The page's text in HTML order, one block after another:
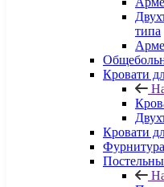
типа
Кровати
Кровати